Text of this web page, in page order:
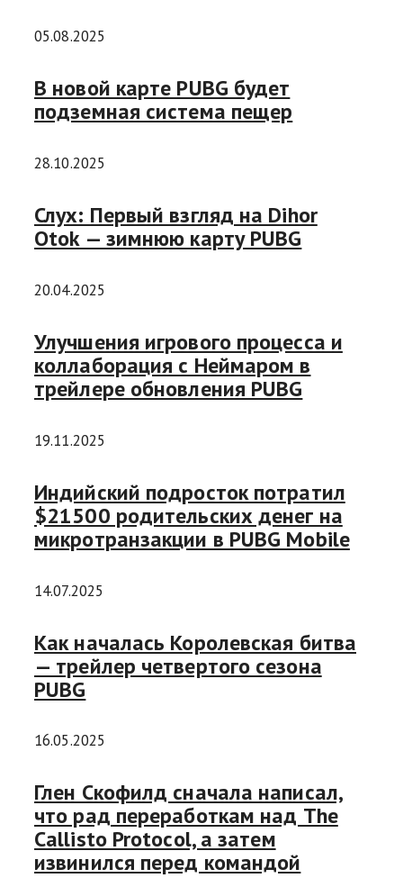
05.08.2025
В новой карте PUBG будет
подземная система пещер
28.10.2025
Слух: Первый взгляд на Dihor
Otok — зимнюю карту PUBG
20.04.2025
Улучшения игрового процесса и
коллаборация с Неймаром в
трейлере обновления PUBG
19.11.2025
Индийский подросток потратил
$21500 родительских денег на
микротранзакции в PUBG Mobile
14.07.2025
Как началась Королевская битва
— трейлер четвертого сезона
PUBG
16.05.2025
Глен Скофилд сначала написал,
что рад переработкам над The
Callisto Protocol, а затем
извинился перед командой